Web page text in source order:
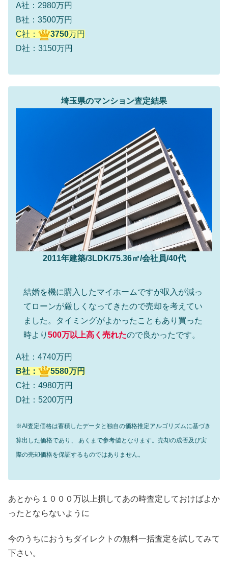
A社：2980万円
B社：3500万円
C社：
3750万円
D社：3150万円
埼玉県のマンション査定結果
2011年建築/3LDK/75.36㎡/会社員/40代
結婚を機に購入したマイホームですが収入が減っ
てローンが厳しくなってきたので売却を考えてい
ました。タイミングがよかったこともあり買った
時より 500万以上高く売れたので良かったです。
A社：4740万円
B社：
5580万円
C社：4980万円
D社：5200万円
※AI査定価格は蓄積したデータと独自の価格推定アルゴリズムに基づき
算出した価格であり、 あくまで参考値となります。売却の成否及び実
際の売却価格を保証するものではありません。
あとから１０００万以上損してあの時査定しておけばよか
ったとならないように
今のうちにおうちダイレクトの無料一括査定を試してみて
下さい。